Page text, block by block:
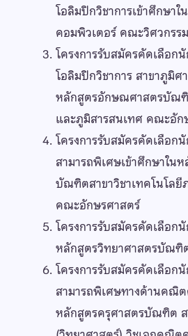
โอลิมปิกวิชาการเข้าศึกษาใ
คอมพิวเตอร์ คณะวิศวกรร
โครงการรับสมัครคัดเลือกนั
โอลิมปิกวิชาการ สาขาภูมิศ
หลักสูตรอักษณศาสตรบัณ
และภูมิสารสนเทศ คณะอัก
โครงการรับสมัครคัดเลือก
สามารถพิเศษเข้าศึกษาใน
บัณฑิตสาขาวิชาเทคโนโลยี
คณะอักษรศาสตร์
โครงการรับสมัครคัดเลือก
หลักสูตรวิทยาศาสตรบัณ
โครงการรับสมัครคัดเลือก
สามารถพิเศษทางด้านคณิต
หลักสูตรครุศาสตรบัณฑิต ส